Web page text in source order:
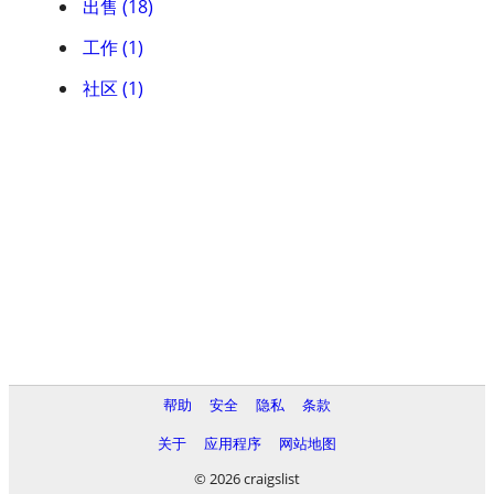
出售 (18)
工作 (1)
社区 (1)
帮助 安全 隐私
条款
关于
应用程序
网站地图
© 2026 craigslist